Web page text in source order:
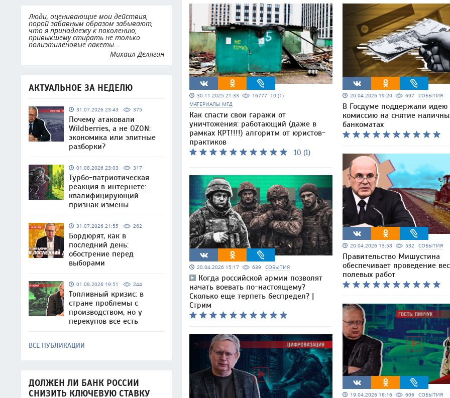
Люди, оценивающие мои действия,
порой забавным образом забывают,
что я принадлежу к поколению,
привыкшему стирать не только
полиэтиленовые пакеты...
Михаил Делягин
АКТУАЛЬНОЕ ЗА НЕДЕЛЮ
31.07.2026 23:43 375
Почему атаковали
Wildberries, а не OZON:
экономика или элитные
разборки?
01.08.2026 23:03 317
Турбо-патриотическая
реакция в интернете:
квалифицирующий
признак измены
31.07.2026 21:55 262
Бордюрят, как в
последний день:
обострение перед
выборами
01.08.2026 19:51 244
Топливный кризис: в
стране проблемы с
производством, но у
перекупов всё есть
ВСЕ ПУБЛИКАЦИИ
ДОЛЖЕН ЛИ БАНК РОССИИ
СНИЗИТЬ КЛЮЧЕВУЮ СТАВКУ
30.11.2025 21:33 16777 10 (1)
МАТЕРИАЛЫ МГД
Как спасти свои гаражи от
уничтожения: работающий (даже в
рамках КРТ!!!!) алгоритм от юристов-
практиков
10 (1)
20.04.2026 15:17 639 СОБЫТИЯ
Когда российской армии позволят
начать воевать по-настоящему?
Сколько еще терпеть беспредел? |
Стрим
20.04.2026 19:20 697 СОБЫТИЯ
В Госдуме поддержали идею
комиссию на снятие
банкоматах
20.04.2026 13:58 532 СОБЫТИЯ
Правительство Мишустина
обеспечивает проведение
полевых работ
19.04.2026 16:16 606 СОБЫТИЯ